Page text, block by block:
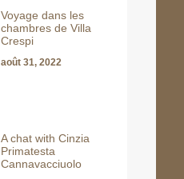
Voyage dans les
chambres de Villa
Crespi
août 31, 2022
A chat with Cinzia
Primatesta
Cannavacciuolo